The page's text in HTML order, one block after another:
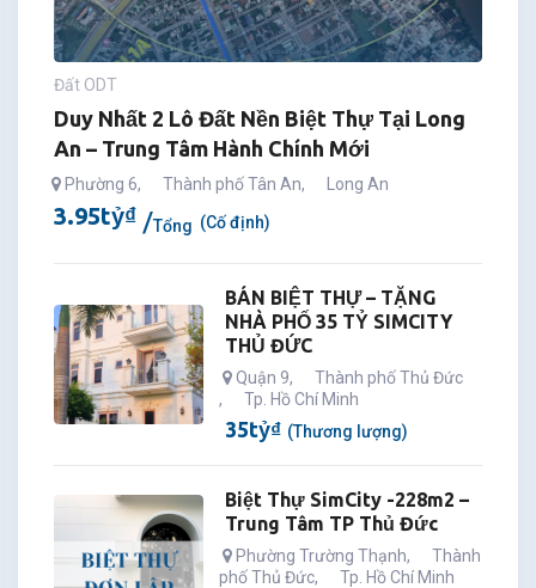
Đất ODT
Duy Nhất 2 Lô Đất Nền Biệt Thự Tại Long
An – Trung Tâm Hành Chính Mới
Phường 6, Thành phố Tân An, Long An
3.95tỷ₫ Tổng (Cố định)
BÁN BIỆT THỰ – TẶNG
NHÀ PHỐ 35 TỶ SIMCITY
THỦ ĐỨC
Quận 9,
Thành phố Thủ Đức
,
Tp. Hồ Chí Minh
35tỷ₫ (Thương lượng)
Biệt Thự SimCity -228m2 –
Trung Tâm TP Thủ Đức
Phường Trường Thạnh,
Thành
phố Thủ Đức, Tp. Hồ Chí Minh